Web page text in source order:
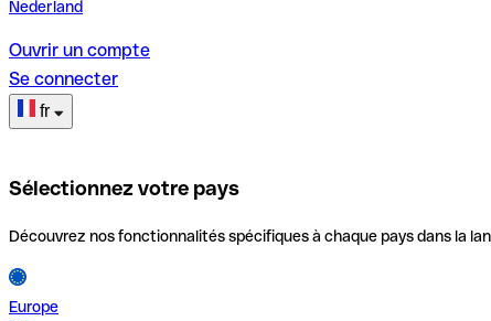
Nederland
Ouvrir un compte
Se connecter
fr
Sélectionnez votre pays
Découvrez nos fonctionnalités spécifiques à chaque pays dans la
Europe